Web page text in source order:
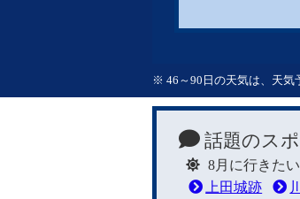
※ 46～90日の天気は、天気
話題のス
8月に行きた
上田城跡